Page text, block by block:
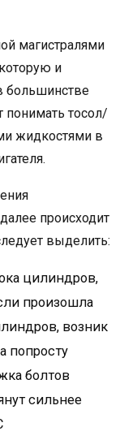
магистралями
и
большинстве
понимать тосол/
жидкостями в
происходит
выделить:
цилиндров,
произошла
возник
попросту
болтов
сильнее